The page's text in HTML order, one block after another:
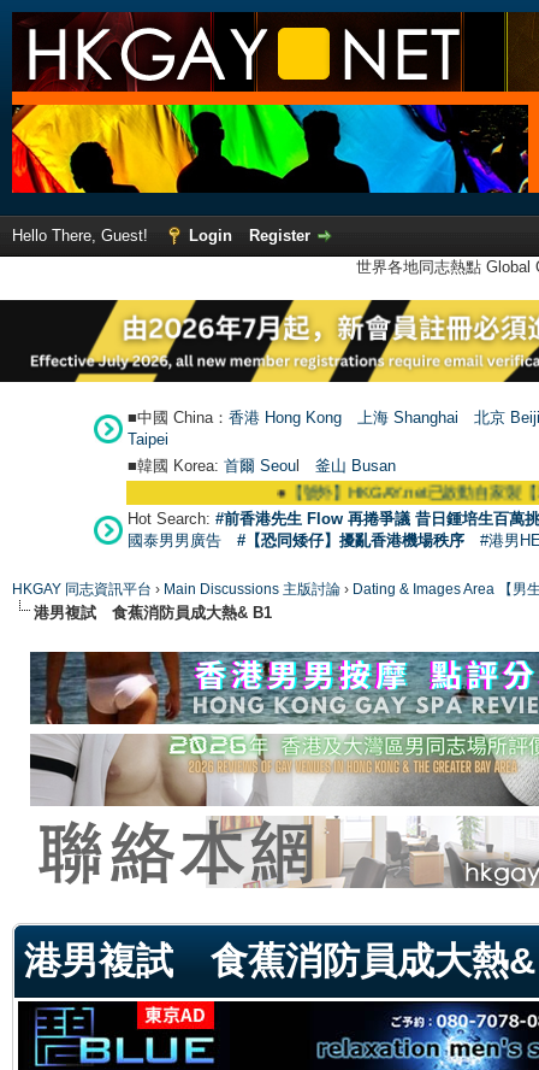
Hello There, Guest! Login
Register
世界各地同志熱點
■中國 China： 香港 Hong Kong 上海 Shanghai
北京
Taipei
■韓國 Korea: 首爾 Seoul 釜山 Busan
【號外】HKGAY.net已啟動自家製【群聚
Hot Search: #前香港先生 Flow 再捲爭議 昔日鍾培生百萬
國泰男男廣告
#【恐同矮仔】擾亂香港機場秩序 #港男
HKGAY 同志資訊平台 › Main Discussions 主版討論 › Dating & Images Area 【男
港男複試 食蕉消防員成大熱& B1
港男複試 食蕉消防員成大熱